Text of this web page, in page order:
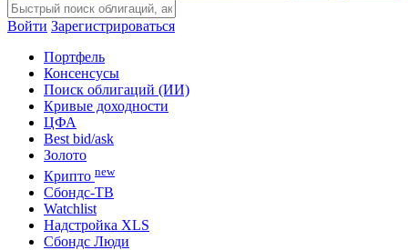
Войти Зарегистрироваться
Портфель
Консенсусы
Поиск облигаций (ИИ)
Кривые доходности
ЦФА
Best bid/ask
Золото
Крипто new
Сбондс-ТВ
Watchlist
Надстройка XLS
Сбондс Люди